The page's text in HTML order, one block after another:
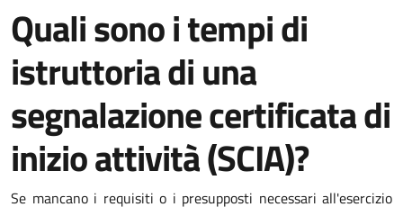
Quali sono i tempi di
istruttoria di una
segnalazione certificata di
inizio attività (SCIA)?
Se mancano i requisiti o i presupposti necessari all'esercizio